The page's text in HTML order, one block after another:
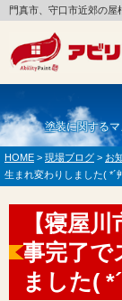
門真市、守口市近郊の
塗装に関する
HOME > 現場ブログ > お
生まれ変わりしました( *´
【寝屋
事完了で
ました(